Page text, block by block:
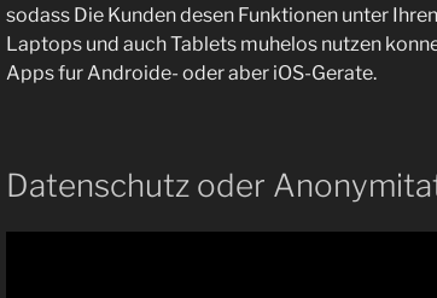
sodass Die Kunden desen Funktionen unter
Laptops und auch Tablets muhelos nutzen
Apps fur Androide- oder aber iOS-Gerate.
Datenschutz oder